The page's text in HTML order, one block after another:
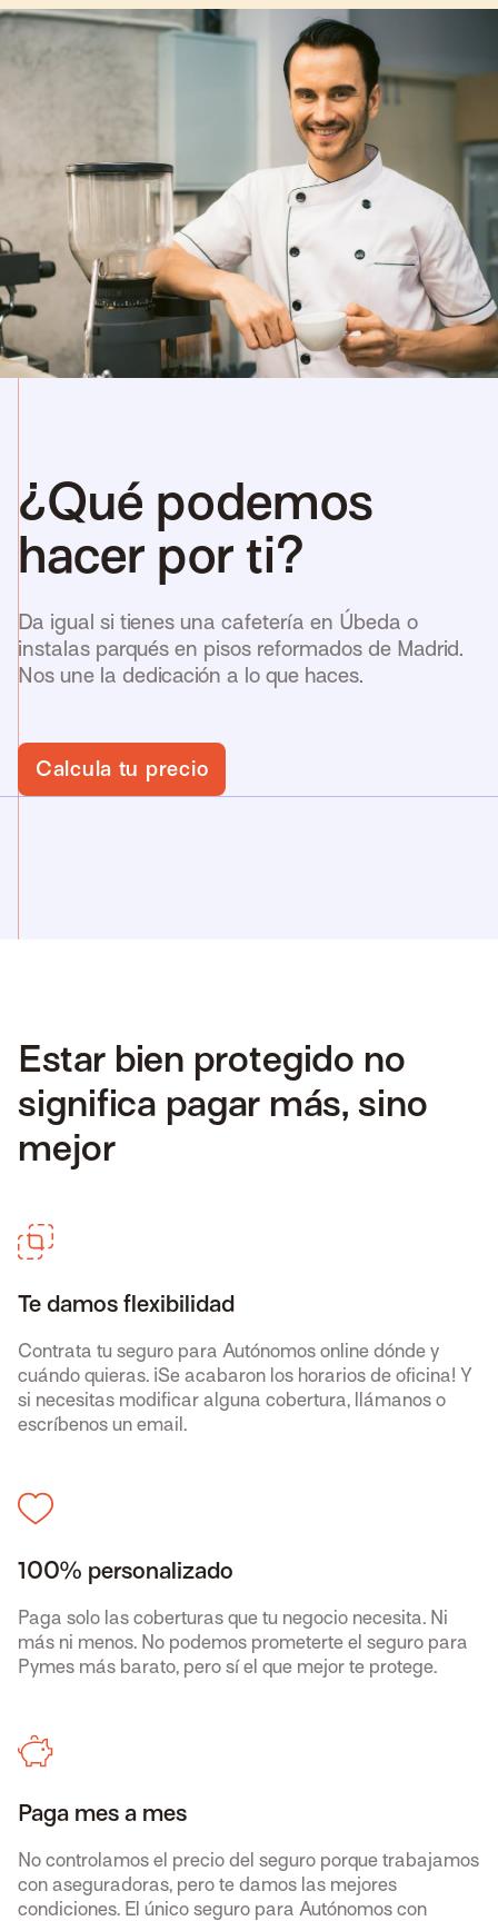
¿Qué podemos
hacer por ti?
Da igual si tienes una cafetería en Úbeda o
instalas parqués en pisos reformados de Madrid.
Nos une la dedicación a lo que haces.
Calcula tu precio
Estar bien protegido no
significa pagar más, sino
mejor
Te damos flexibilidad
Contrata tu seguro para Autónomos online dónde y
cuándo quieras. ¡Se acabaron los horarios de oficina! Y
si necesitas modificar alguna cobertura, llámanos o
escríbenos un email.
100% personalizado
Paga solo las coberturas que tu negocio necesita. Ni
más ni menos. No podemos prometerte el seguro para
Pymes más barato, pero sí el que mejor te protege.
Paga mes a mes
No controlamos el precio del seguro porque trabajamos
con aseguradoras, pero te damos las mejores
condiciones. El único seguro para Autónomos con